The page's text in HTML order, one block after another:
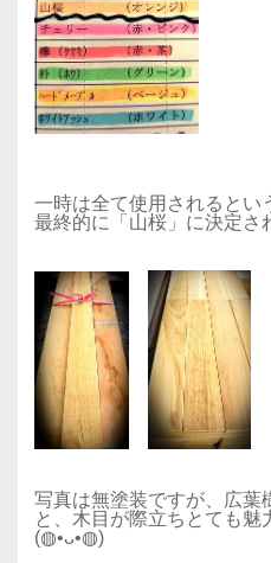
一時は全て使用されるとい
最終的に「山桜」に決定さ
写真は無塗装ですが、広葉
と、木目が際立ちとても魅
(◍•ᴗ•◍)